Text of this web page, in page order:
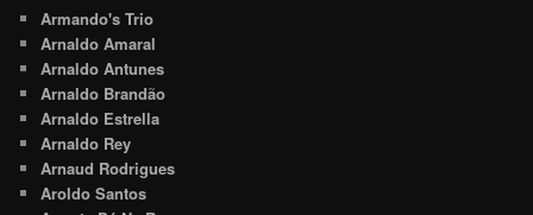
Armando's Trio
Arnaldo Amaral
Arnaldo Antunes
Arnaldo Brandão
Arnaldo Estrella
Arnaldo Rey
Arnaud Rodrigues
Aroldo Santos